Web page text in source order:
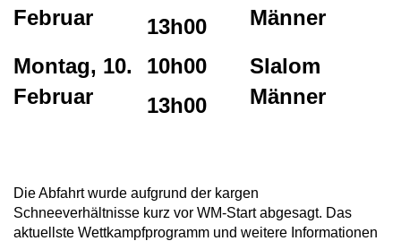
Februar
13h00
Männer
Montag, 10.
Februar
10h00
13h00
Slalom
Männer
Die Abfahrt wurde aufgrund der kargen
Schneeverhältnisse kurz vor WM-Start abgesagt. Das
aktuellste Wettkampfprogramm und weitere Informationen